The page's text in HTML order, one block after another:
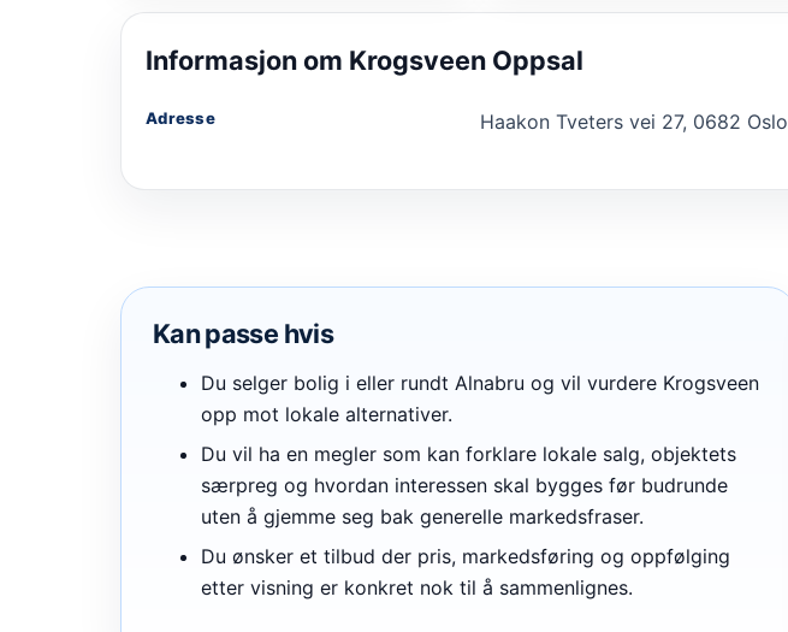
Informasjon om Krogsveen Oppsal
Adresse Haakon Tveters vei 27, 0682 Oslo
Kan passe hvis
Du selger bolig i eller rundt Alnabru og vil vurdere Krogsveen
opp mot lokale alternativer.
Du vil ha en megler som kan forklare lokale salg, objektets
særpreg og hvordan interessen skal bygges før budrunde
uten å gjemme seg bak generelle markedsfraser.
Du ønsker et tilbud der pris, markedsføring og oppfølging
etter visning er konkret nok til å sammenlignes.